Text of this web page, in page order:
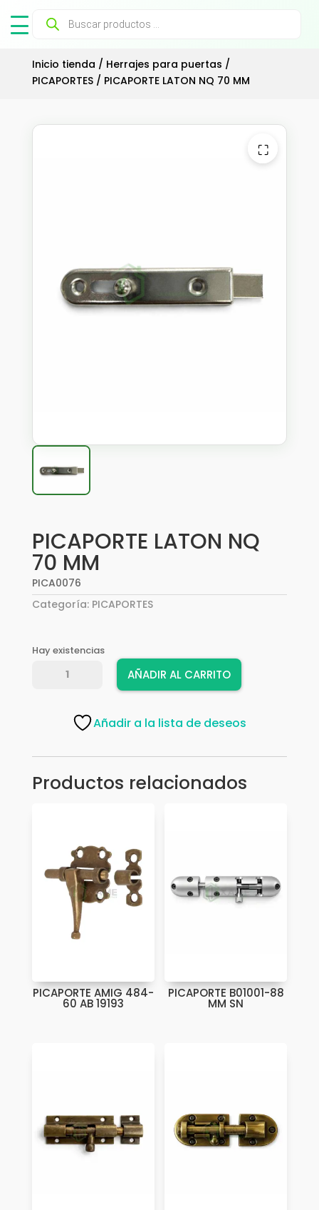
Búsqueda
productos
Inicio tienda / Herrajes para puertas /
PICAPORTES/ PICAPORTE LATON NQ 70 MM
⛶
PICAPORTE LATON NQ
70 MM
PICA0076
Categoría: PICAPORTES
Hay existencias
PICAPORTE
AÑADIR AL CARRITO
Añadir a la lista de deseos
Productos relacionados
PICAPORTE AMIG 484-
60 AB 19193
PICAPORTE B01001-88
MM SN